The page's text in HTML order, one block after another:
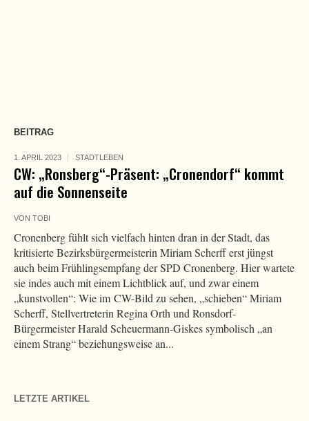
BEITRAG
1. APRIL 2023 STADTLEBEN
CW: „Ronsberg“-Präsent: „Cronendorf“ kommt
auf die Sonnenseite
VON TOBI
Cronenberg fühlt sich vielfach hinten dran in der Stadt, das
kritisierte Bezirksbürgermeisterin Miriam Scherff erst jüngst
auch beim Frühlingsempfang der SPD Cronenberg. Hier wartete
sie indes auch mit einem Lichtblick auf, und zwar einem
„kunstvollen“: Wie im CW-Bild zu sehen, „schieben“ Miriam
Scherff, Stellvertreterin Regina Orth und Ronsdorf-
Bürgermeister Harald Scheuermann-Giskes symbolisch „an
einem Strang“ beziehungsweise an...
LETZTE ARTIKEL